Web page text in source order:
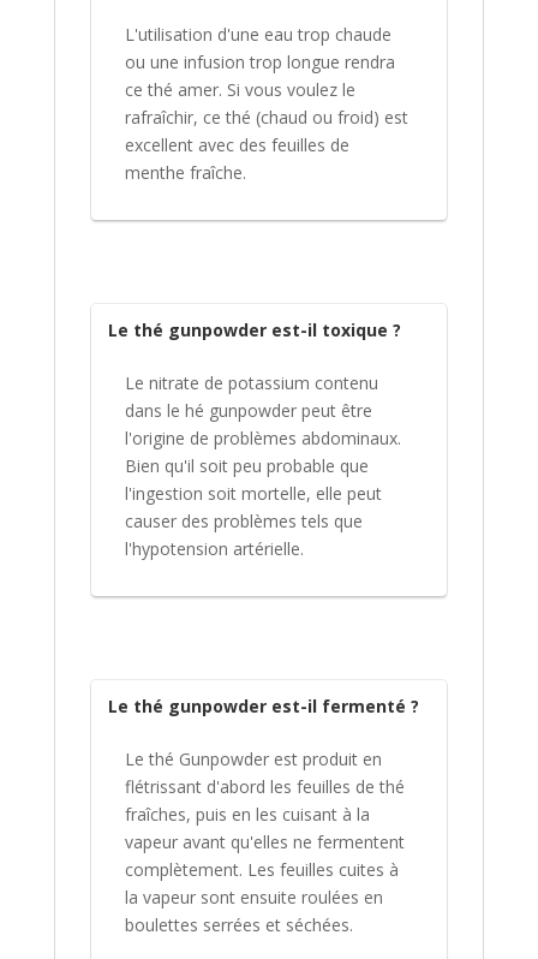
L'utilisation d'une eau trop chaude
ou une infusion trop longue rendra
ce thé amer. Si vous voulez le
rafraîchir, ce thé (chaud ou froid) est
excellent avec des feuilles de
menthe fraîche.
Le thé gunpowder est-il toxique ?
Le nitrate de potassium contenu
dans le hé gunpowder peut être
l'origine de problèmes abdominaux.
Bien qu'il soit peu probable que
l'ingestion soit mortelle, elle peut
causer des problèmes tels que
l'hypotension artérielle.
Le thé gunpowder est-il fermenté ?
Le thé Gunpowder est produit en
flétrissant d'abord les feuilles de thé
fraîches, puis en les cuisant à la
vapeur avant qu'elles ne fermentent
complètement. Les feuilles cuites à
la vapeur sont ensuite roulées en
boulettes serrées et séchées.